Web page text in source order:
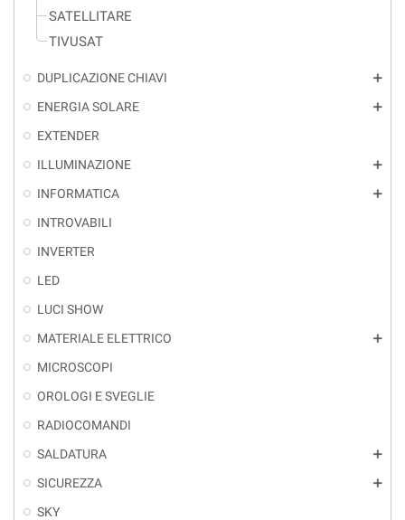
SATELLITARE
TIVUSAT
DUPLICAZIONE CHIAVI add
ENERGIA SOLARE add
EXTENDER
ILLUMINAZIONE
add
INFORMATICA add
INTROVABILI
INVERTER
LED
LUCI SHOW
MATERIALE ELETTRICO
add
MICROSCOPI
OROLOGI E SVEGLIE
RADIOCOMANDI
SALDATURA
add
SICUREZZA add
SKY